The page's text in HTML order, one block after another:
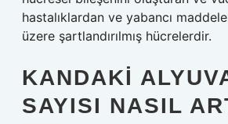
hastalıklardan ve yabancı
üzere şartlandırılmış hücrelerdir.
KANDAKI
SAYISI NASIL